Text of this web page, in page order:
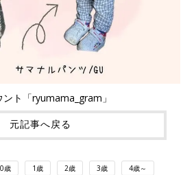
ト「ryumama_gram」
元記事へ戻る
0歳 1歳 2歳 3歳 4歳～